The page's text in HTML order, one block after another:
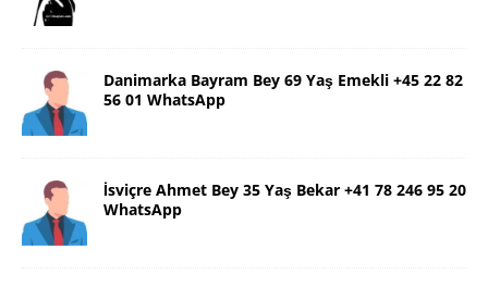
Danimarka Bayram Bey 69 Yaş Emekli +45 22 82
56 01 WhatsApp
İsviçre Ahmet Bey 35 Yaş Bekar +41 78 246 95 20
WhatsApp